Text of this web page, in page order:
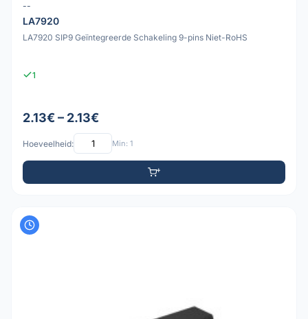
--
LA7920
LA7920 SIP9 Geïntegreerde Schakeling 9-pins Niet-RoHS
1
2.13€ – 2.13€
Hoeveelheid: Min: 1